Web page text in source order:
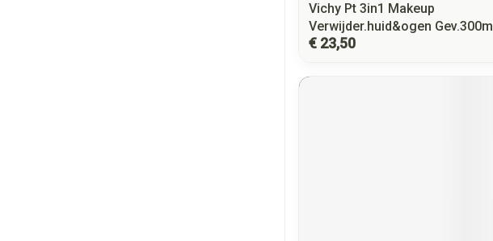
Vichy Pt 3in1 Makeup
Verwijder.huid&ogen Gev.300ml
€ 23,50